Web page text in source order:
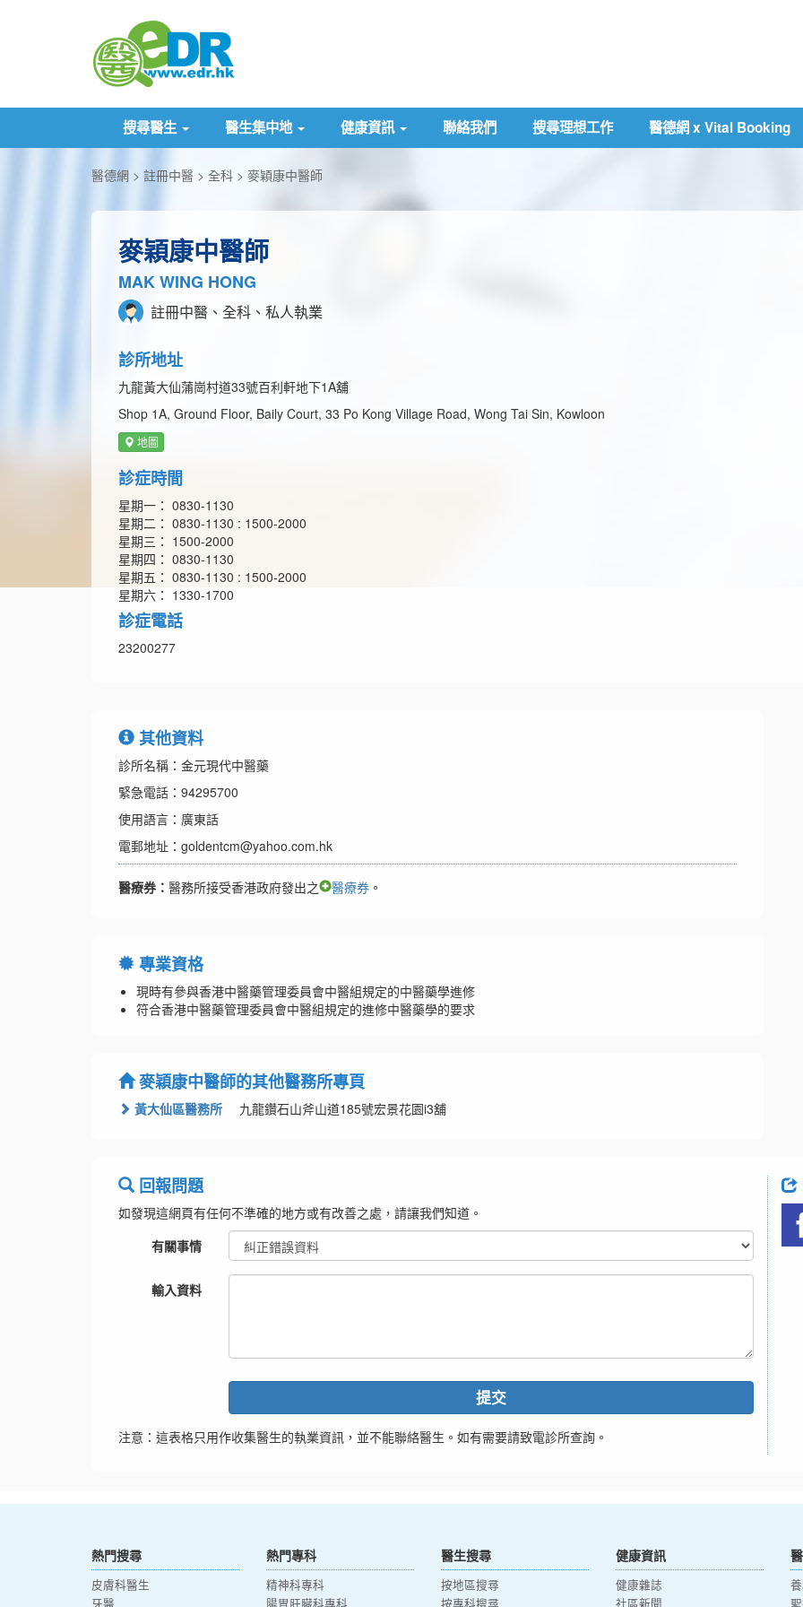
搜尋醫生 醫生集中地 健康資訊 聯絡我們 搜尋理想工作 醫德網 x Vital Booking
醫德網 註冊中醫 全科 麥穎康中醫師
麥穎康中醫師
MAK WING HONG
註冊中醫、全科、私人執業
診所地址
九龍黃大仙蒲崗村道33號百利軒地下1A舖
Shop 1A, Ground Floor, Baily Court, 33 Po Kong Village Road, Wong Tai Sin, Kowloon
地圖
診症時間
星期一： 0830-1130
星期二： 0830-1130 : 1500-2000
星期三： 1500-2000
星期四： 0830-1130
星期五： 0830-1130 : 1500-2000
星期六： 1330-1700
診症電話
23200277
其他資料
診所名稱：金元現代中醫藥
緊急電話：94295700
使用語言：廣東話
電郵地址：goldentcm@yahoo.com.hk
醫療券： 醫務所接受香港政府發出之 醫療券 。
專業資格
現時有參與香港中醫藥管理委員會中醫組規定的中醫藥學進修
符合香港中醫藥管理委員會中醫組規定的進修中醫藥學的要求
麥穎康中醫師的其他醫務所專頁
黃大仙區醫務所 九龍鑽石山斧山道185號宏景花園i3舖
回報問題
如發現這網頁有任何不準確的地方或有改善之處，請讓我們知道。
有關事情
輸入資料
提交
注意：這表格只用作收集醫生的執業資訊，並不能聯絡醫生。如有需要請致電診所查詢。
熱門搜尋
皮膚科醫生
牙醫
熱門專科
精神科專科
腸胃肝臟科專科
醫生搜尋
按地區搜尋
按專科搜尋
健康資訊
健康雜誌
社區新聞